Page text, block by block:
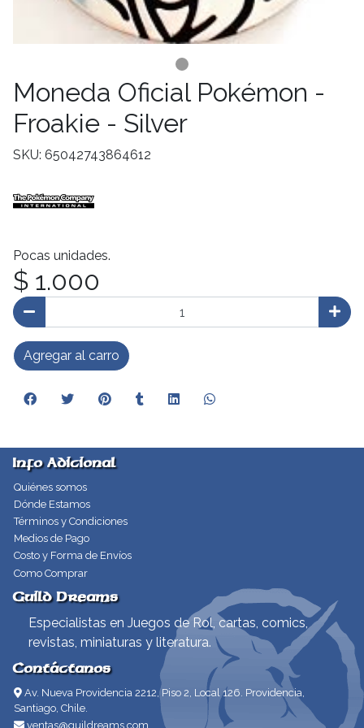
Moneda Oficial Pokémon -
Froakie - Silver
SKU: 65042743864612
Pocas unidades.
$ 1.000
Agregar al carro
Info Adicional
Quiénes somos
Dónde Estamos
Términos y Condiciones
Medios de Pago
Costo y Forma de Envíos
Como Comprar
Guild Dreams
Especialistas en Juegos de Rol, cartas, comics,
revistas, miniaturas y literatura.
Contáctanos
Av. Nueva Providencia 2212, Piso 2, Local 126. Providencia,
Santiago, Chile.
ventas@guildreams.com